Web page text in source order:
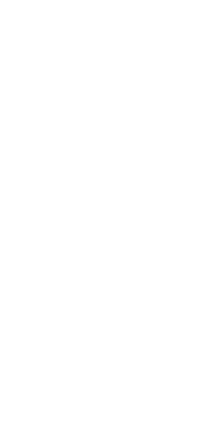
activitati si facilitati interesante pentru toate varstele. Un parc
de o gama larga de activitati create cu atentie de echipa de
o experienta de vacanta sigura pentru toti oaspetii. Amenajarea
albastru si este locul ideal pentru o vacanta autentica in Creta.